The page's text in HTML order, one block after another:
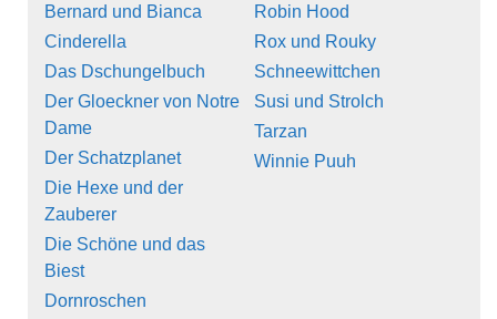
Bernard und Bianca
Cinderella
Das Dschungelbuch
Der Gloeckner von Notre
Dame
Der Schatzplanet
Die Hexe und der
Zauberer
Die Schöne und das
Biest
Dornroschen
Robin Hood
Rox und Rouky
Schneewittchen
Susi und Strolch
Tarzan
Winnie Puuh